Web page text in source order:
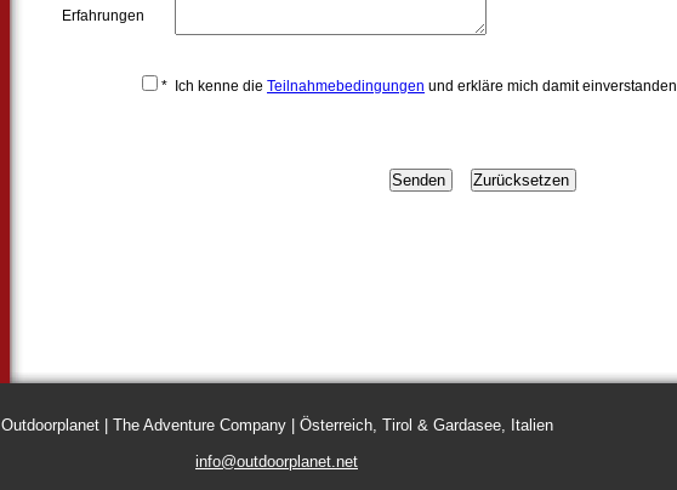
Erfahrungen
* Ich kenne die Teilnahmebedingungen und erkläre mich damit einverstanden
Outdoorplanet | The Adventure Company | Österreich, Tirol & Gardasee, Italien
info@outdoorplanet.net